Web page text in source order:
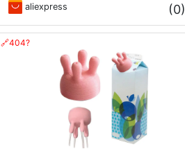
aliexpress (0)
🔗404?